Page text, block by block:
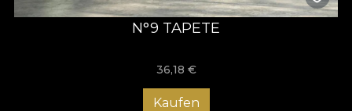
N°9 TAPETE
36,18 €
Kaufen